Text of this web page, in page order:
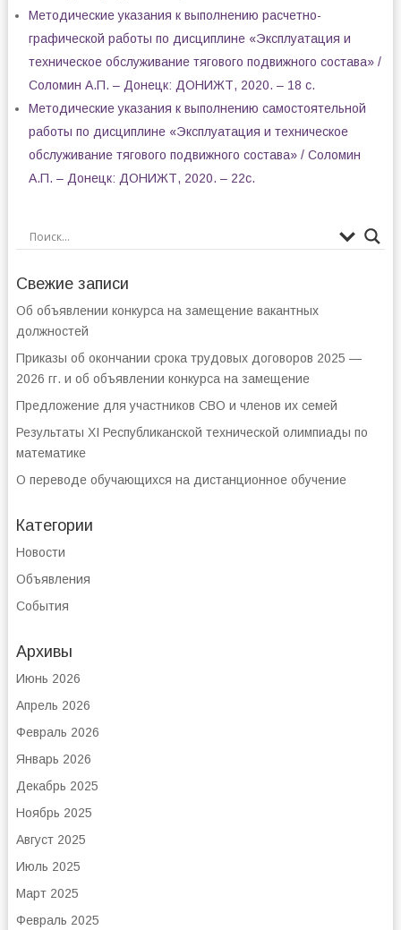
Методические указания к выполнению расчетно-
графической работы по дисциплине «Эксплуатация и
техническое обслуживание тягового подвижного состава» /
Соломин А.П. – Донецк: ДОНИЖТ, 2020. – 18 с.
Методические указания к выполнению самостоятельной
работы по дисциплине «Эксплуатация и техническое
обслуживание тягового подвижного состава» / Соломин
А.П. – Донецк: ДОНИЖТ, 2020. – 22с.
Свежие записи
Об объявлении конкурса на замещение вакантных
должностей
Приказы об окончании срока трудовых договоров 2025 —
2026 гг. и об объявлении конкурса на замещение
Предложение для участников СВО и членов их семей
Результаты XI Республиканской технической олимпиады по
математике
О переводе обучающихся на дистанционное обучение
Категории
Новости
Объявления
События
Архивы
Июнь 2026
Апрель 2026
Февраль 2026
Январь 2026
Декабрь 2025
Ноябрь 2025
Август 2025
Июль 2025
Март 2025
Февраль 2025